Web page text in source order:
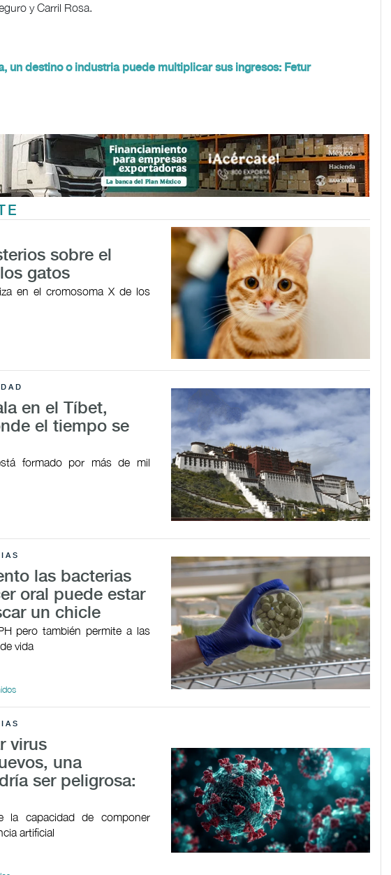
y Carril Rosa.
un destino o industria puede multiplicar sus ingresos: Fetur
sobre el
gatos
en el cromosoma X de los
en el Tíbet,
el tiempo se
formado por más de mil
las bacterias
oral puede estar
un chicle
pero también permite a las
vida
virus
una
ser peligrosa:
la capacidad de componer
artificial